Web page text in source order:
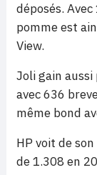
déposés.
pomme est
View.
Joli gain
avec 636
même bond
HP voit de
de 1.308 en